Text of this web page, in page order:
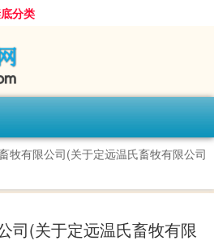
分类
牧有限公司(关于定远温氏畜牧有限公司
司(关于定远温氏畜牧有限